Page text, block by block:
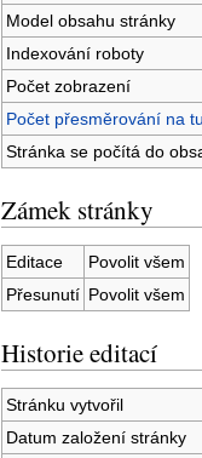
Model obsahu stránky
Indexování roboty
Počet zobrazení
Počet přesměrování na
Stránka se počítá do
Zámek stránky
Editace
Povolit všem
Přesunutí Povolit všem
Historie editací
Stránku vytvořil
Datum založení stránky